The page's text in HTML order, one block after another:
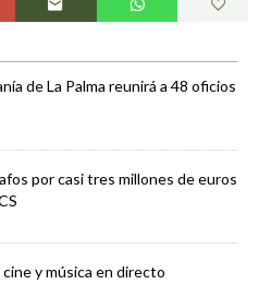
de La Palma reunirá a 48 oficios
por casi tres millones de euros
y música en directo